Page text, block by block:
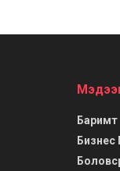
Баримт
Бизнес